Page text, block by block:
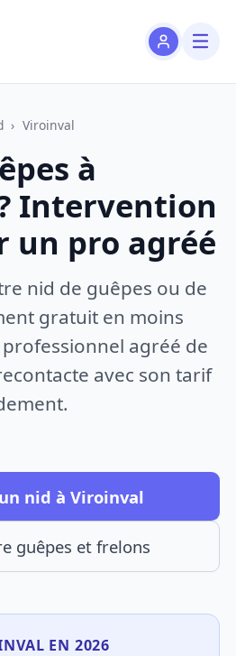
› Viroinval
à
Intervention
un pro agréé
nid de guêpes ou de
gratuit en moins
agréé de
avec son tarif
nid à Viroinval
guêpes et frelons
EN 2026